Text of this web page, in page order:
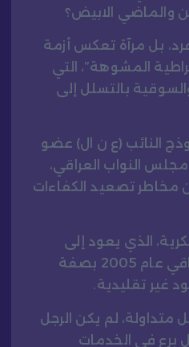
والماضي الابيض؟
بل مرآة تعكس أزمة
المشوهة”، التي
بالتسلل إلى
النائب (ع ن ال) عضو
النواب العراقي،
مخاطر تصعيد الكفاءات
الذي يعود إلى
تطوعه في الجيش العراقي عام 2005 بصفة
غير تقليدية.
لم يكن الرجل
برع في الخدمات